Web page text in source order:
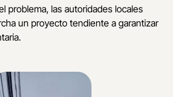
problema, las autoridades locales
un proyecto tendiente a garantizar